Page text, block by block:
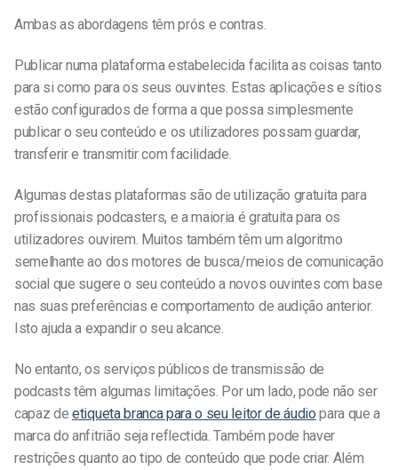
Ambas as abordagens têm prós e contras.
Publicar numa plataforma estabelecida facilita as coisas tanto
para si como para os seus ouvintes. Estas aplicações e sítios
estão configurados de forma a que possa simplesmente
publicar o seu conteúdo e os utilizadores possam guardar,
transferir e transmitir com facilidade.
Algumas destas plataformas são de utilização gratuita para
profissionais podcasters, e a maioria é gratuita para os
utilizadores ouvirem. Muitos também têm um algoritmo
semelhante ao dos motores de busca/meios de comunicação
social que sugere o seu conteúdo a novos ouvintes com base
nas suas preferências e comportamento de audição anterior.
Isto ajuda a expandir o seu alcance.
No entanto, os serviços públicos de transmissão de
podcasts têm algumas limitações. Por um lado, pode não ser
capaz deetiqueta branca para o seu leitor de áudio para que a
marca do anfitrião seja reflectida. Também pode haver
restrições quanto ao tipo de conteúdo que pode criar. Além